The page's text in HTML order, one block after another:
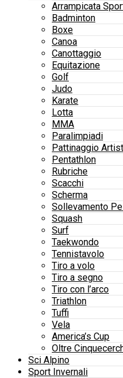
Arrampicata
Badminton
Boxe
Canoa
Canottaggio
Equitazione
Golf
Judo
Karate
Lotta
MMA
Paralimpiadi
Pattinaggio
Pentathlon
Rubriche
Scacchi
Scherma
Sollevamento
Squash
Surf
Taekwondo
Tennistavolo
Tiro a volo
Tiro a segno
Tiro con l’arco
Triathlon
Tuffi
Vela
America’s Cup
Oltre
Sci Alpino
Sport Invernali